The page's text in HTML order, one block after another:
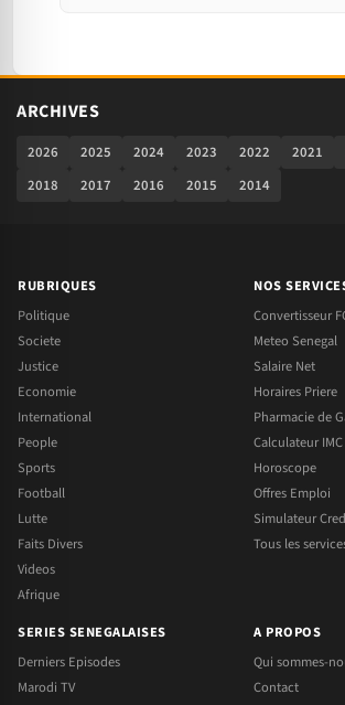
ARCHIVES
2026 2025 2024 2023 2022 2021
2018
2017 2016 2015 2014
RUBRIQUES
Politique
Societe
Justice
Economie
International
People
Sports
Football
Lutte
Faits Divers
Videos
Afrique
NOS
Convertisseur
Meteo Senegal
Salaire Net
Horaires Priere
Pharmacie de
Calculateur IMC
Horoscope
Offres Emploi
Simulateur
Tous les
SERIES SENEGALAISES
Derniers Episodes
Marodi TV
A PROPOS
Qui sommes-
Contact